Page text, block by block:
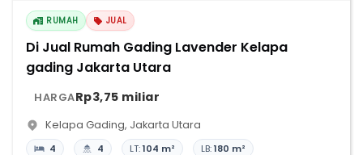
RUMAH JUAL
Di Jual Rumah Gading Lavender Kelapa
gading Jakarta Utara
HARGARp3,75 miliar
Kelapa Gading, Jakarta Utara
4 4 LT:104 m² LB:180 m²